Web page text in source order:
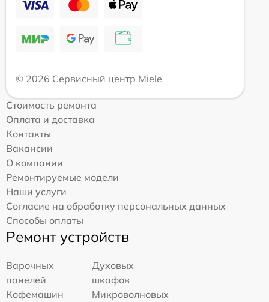
© 2026 Сервисный центр Miele
Стоимость ремонта
Оплата и доставка
Контакты
Вакансии
О компании
Ремонтируемые модели
Наши услуги
Согласие на обработку персональных данных
Способы оплаты
Ремонт устройств
Варочных
панелей
Духовых
шкафов
Кофемашин
Микроволновых